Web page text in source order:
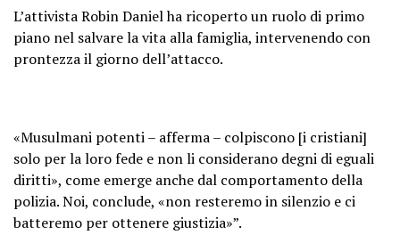
L’attivista Robin Daniel ha ricoperto un ruolo di primo
piano nel salvare la vita alla famiglia, intervenendo con
prontezza il giorno dell’attacco.
«Musulmani potenti – afferma – colpiscono [i cristiani]
solo per la loro fede e non li considerano degni di eguali
diritti», come emerge anche dal comportamento della
polizia. Noi, conclude, «non resteremo in silenzio e ci
batteremo per ottenere giustizia»”.